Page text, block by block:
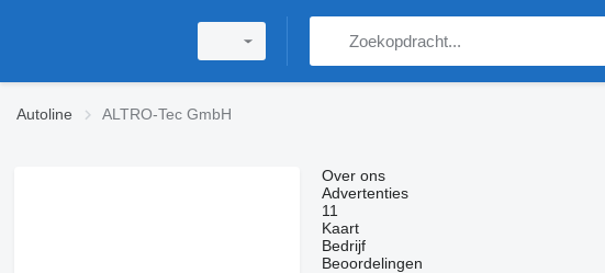
Autoline ALTRO-Tec GmbH
Over ons
Advertenties
11
Kaart
Bedrijf
Beoordelingen